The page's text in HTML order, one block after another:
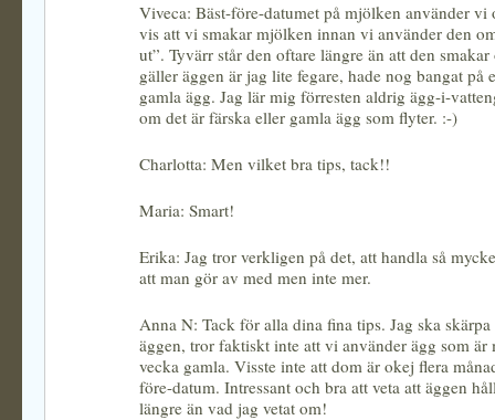
Viveca: Bäst-före-datumet på mjölken använder vi
vis att vi smakar mjölken innan vi använder den
ut”. Tyvärr står den oftare längre än att den
gäller äggen är jag lite fegare, hade nog bangat på
gamla ägg. Jag lär mig förresten aldrig ägg-i-
om det är färska eller gamla ägg som flyter. :-)
Charlotta: Men vilket bra tips, tack!!
Maria: Smart!
Erika: Jag tror verkligen på det, att handla så
att man gör av med men inte mer.
Anna N: Tack för alla dina fina tips. Jag ska
äggen, tror faktiskt inte att vi använder ägg som är
vecka gamla. Visste inte att dom är okej flera
före-datum. Intressant och bra att veta att äggen
längre än vad jag vetat om!